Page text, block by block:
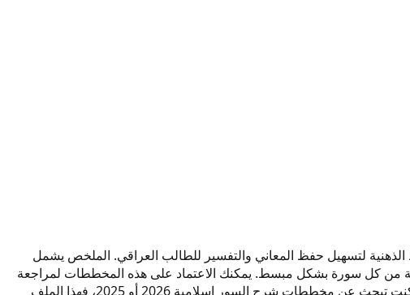
لتسهيل حفظ المعاني والتفسير للطالب العراقي. الملخص يشمل
لأهم المفاهيم والأحكام المستخلصة من كل سورة بشكل مبسط. يمكنك الاعتماد على هذه المخططات لمراجعة
سريعة قبل الامتحانات النهائية. النسخة الحديثة من مخططات شرح السور إسلامية 2027 مطابقة لمنهاج وزارة التربية العراقية. إذا كنت تبحث عن مخططات شرح السور إسلامية 2026 أو 2025، فهذا الملف